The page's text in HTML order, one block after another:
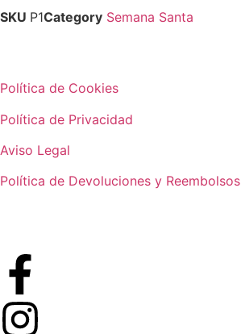
SKU P1Category Semana Santa
Política de Cookies
Política de Privacidad
Aviso Legal
Política de Devoluciones y Reembolsos